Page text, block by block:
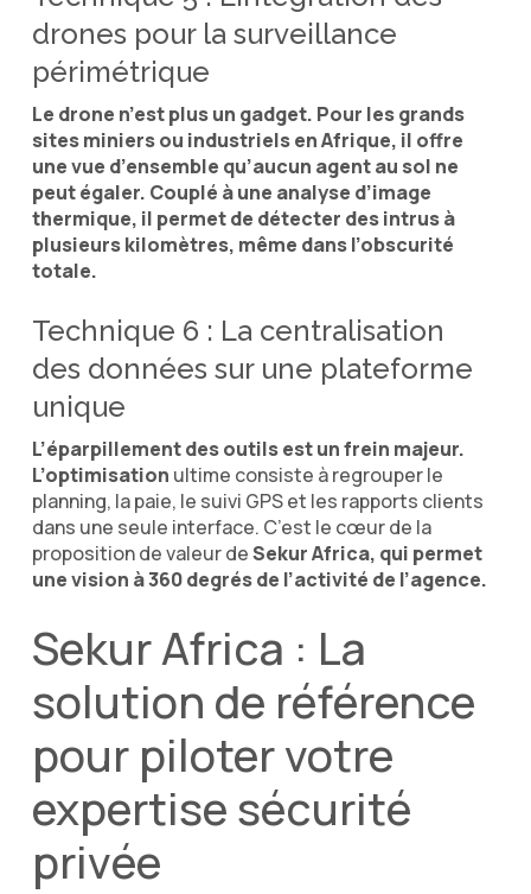
drones pour la surveillance
périmétrique
Le drone n’est plus un gadget. Pour les grands
sites miniers ou industriels en Afrique, il offre
une vue d’ensemble qu’aucun agent au sol ne
peut égaler. Couplé à une analyse d’image
thermique, il permet de détecter des intrus à
plusieurs kilomètres, même dans l’obscurité
totale.
Technique 6 : La centralisation
des données sur une plateforme
unique
L’éparpillement des outils est un frein majeur.
L’optimisation ultime consiste à regrouper le
planning, la paie, le suivi GPS et les rapports clients
dans une seule interface. C’est le cœur de la
proposition de valeur deSekur Africa, qui permet
une vision à 360 degrés de l’activité de l’agence.
Sekur Africa : La
solution de référence
pour piloter votre
expertise sécurité
privée